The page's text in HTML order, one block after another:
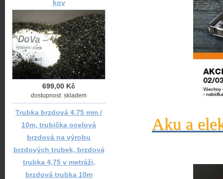
Aku a
kov
699,00 Kč
dostupnost: skladem
Trubka brzdová 4.75 mm /
10m, trubička ocelová
brzdová na výrobu
brzdových trubek, brzdová
trubka 4,75 v metráži,
brzdová trubka 10m